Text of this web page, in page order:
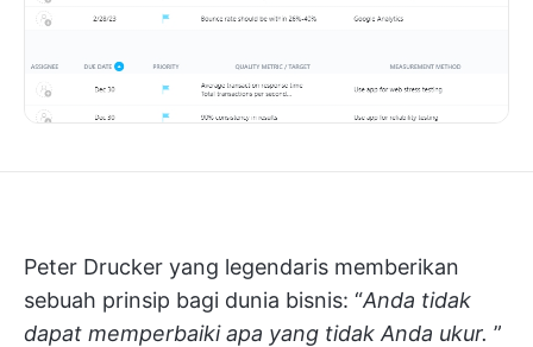
Peter Drucker yang legendaris memberikan
sebuah prinsip bagi dunia bisnis: “Anda tidak
dapat memperbaiki apa yang tidak Anda ukur. ”